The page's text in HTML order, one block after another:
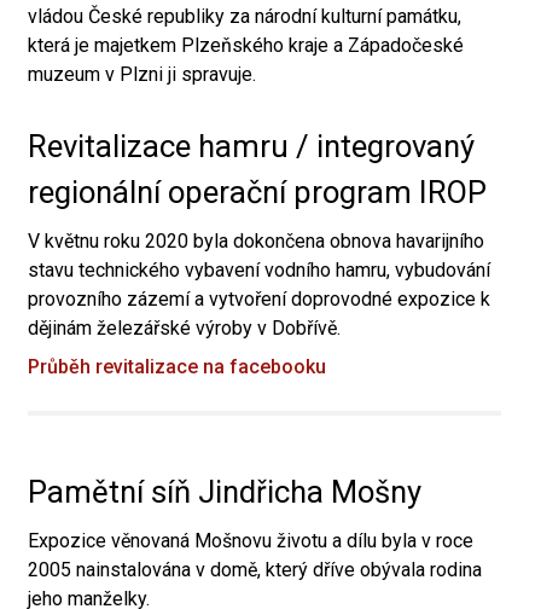
vládou České republiky za národní kulturní památku,
která je majetkem Plzeňského kraje a Západočeské
muzeum v Plzni ji spravuje.
Revitalizace hamru / integrovaný
regionální operační program IROP
V květnu roku 2020 byla dokončena obnova havarijního
stavu technického vybavení vodního hamru, vybudování
provozního zázemí a vytvoření doprovodné expozice k
dějinám železářské výroby v Dobřívě.
Průběh revitalizace na facebooku
Pamětní síň Jindřicha Mošny
Expozice věnovaná Mošnovu životu a dílu byla v roce
2005 nainstalována v domě, který dříve obývala rodina
jeho manželky.